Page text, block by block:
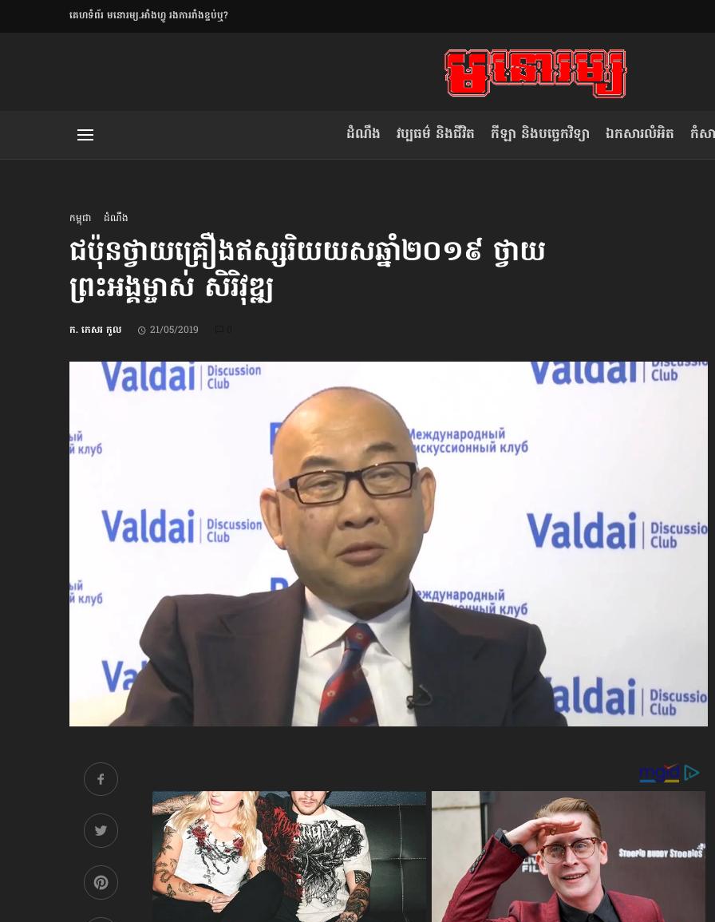
​គេហទំព័រ មនោរម្យ.អាំងហ្វូ រងការរាំងខ្ទប់ឬ?
ដំណឹង វប្បធម៌ និងជីវិត កីឡា និងបច្ចេកវិទ្យា ឯកសារលំអិត កំសា
កម្ពុជា ដំណឹង
ជប៉ុន​ថ្វាយ​គ្រឿង​ឥស្សរិយយស​ឆ្នាំ២០១៩ ថ្វាយ​
ព្រះអង្គម្ចាស់ សិរិវុឌ្ឍ
ក. កេសរ កូល 21/05/2019
ត៖ «កាមតណ្ហា​
វៀតណាម ក្នុង​ការប្តូរ​មេដឹកនាំ របស់​
ខ្លួន
ខឹម វាសនា ថា«ស្រី
ប្រពៃណី​«ដេញប្រុស»
អឹមបាពេ ប្រកាសជាផ្លូវការ